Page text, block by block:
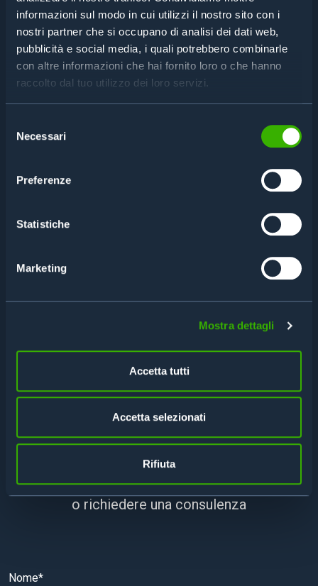
informazioni sul modo in cui utilizzi il nostro sito con i
nostri partner che si occupano di analisi dei dati web,
pubblicità e social media, i quali potrebbero combinarle
con altre informazioni che hai fornito loro o che hanno
raccolto dal tuo utilizzo dei loro servizi.
delNecessari
Preferenze
Statistiche
Marketing
Mostra dettagli
Accetta tutti
Accetta selezionati
Rifiuta
Come verificare e tracciare le matricole di tutte le
componenti per gli apparati di una sala operatoria?
Leggi
Leggi
Come organizzare rapidamente lotti di produzione
CONTATTACI PER UNA
CONSULENZA
Compila il form per avere maggiori informazioni
o richiedere una consulenza